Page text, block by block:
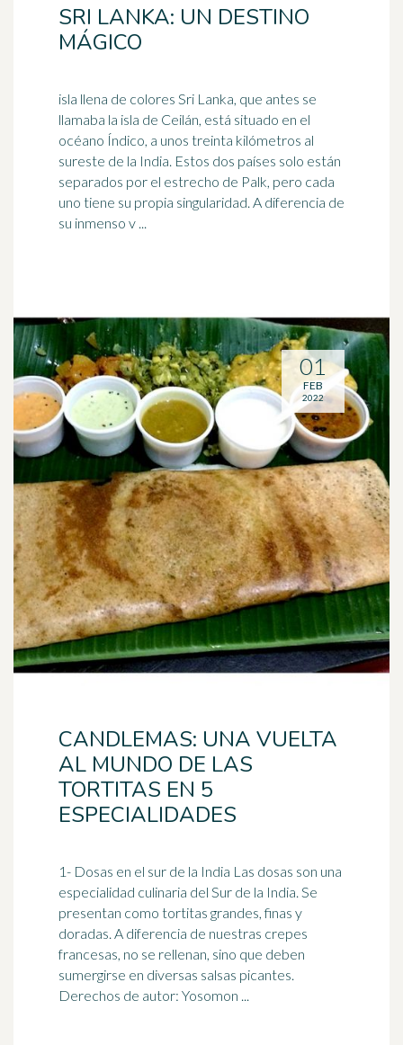
SRI LANKA: UN DESTINO
MÁGICO
isla llena de colores Sri Lanka, que antes se
llamaba la isla de Ceilán, está situado en el
océano Índico, a unos treinta kilómetros al
sureste de la India. Estos dos países solo están
separados por el estrecho de Palk, pero cada
uno tiene su propia singularidad. A diferencia de
su inmenso v ...
CANDLEMAS: UNA VUELTA
AL MUNDO DE LAS
TORTITAS EN 5
ESPECIALIDADES
1- Dosas en el sur de la India Las dosas son una
especialidad culinaria del Sur de la India. Se
presentan como tortitas grandes, finas y
doradas. A diferencia de nuestras crepes
francesas, no se rellenan, sino que deben
sumergirse en diversas salsas picantes.
Derechos de autor: Yosomon ...
01
FEB
2022